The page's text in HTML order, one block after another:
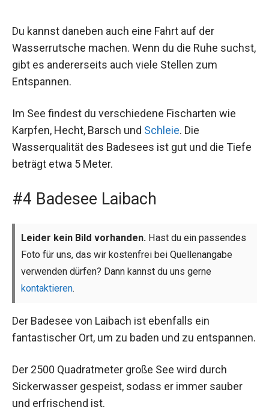
Du kannst daneben auch eine Fahrt auf der
Wasserrutsche machen. Wenn du die Ruhe suchst,
gibt es andererseits auch viele Stellen zum
Entspannen.
Im See findest du verschiedene Fischarten wie
Karpfen, Hecht, Barsch und Schleie. Die
Wasserqualität des Badesees ist gut und die Tiefe
beträgt etwa 5 Meter.
#4 Badesee Laibach
Leider kein Bild vorhanden. Hast du ein passendes
Foto für uns, das wir kostenfrei bei Quellenangabe
verwenden dürfen? Dann kannst du uns gerne
kontaktieren.
Der Badesee von Laibach ist ebenfalls ein
fantastischer Ort, um zu baden und zu entspannen.
Der 2500 Quadratmeter große See wird durch
Sickerwasser gespeist, sodass er immer sauber
und erfrischend ist.